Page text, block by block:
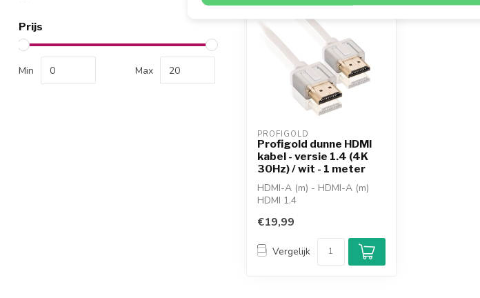
Prijs
Min Max
PROFIGOLD
Profigold dunne HDMI
kabel - versie 1.4 (4K
30Hz) / wit - 1 meter
HDMI-A (m) - HDMI-A (m)
HDMI 1.4
dunne slim-line kabel (d...
€19,99
Vergelijk